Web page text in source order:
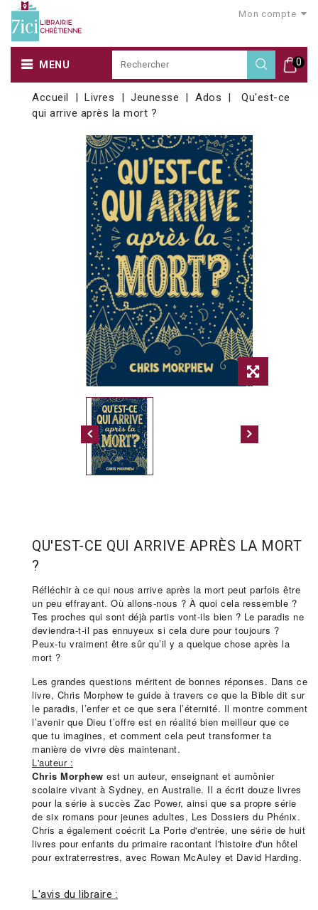
Mon compte
0
MENU
Accueil Livres Jeunesse Ados
Qu'est-ce
qui arrive après la mort ?
QU'EST-CE QUI ARRIVE APRÈS LA MORT
?
Réfléchir à ce qui nous arrive après la mort peut parfois être
un peu effrayant. Où allons-nous ? À quoi cela ressemble ?
Tes proches qui sont déjà partis vont-ils bien ? Le paradis ne
deviendra-t-il pas ennuyeux si cela dure pour toujours ?
Peux-tu vraiment être sûr qu’il y a quelque chose après la
mort ?
Les grandes questions méritent de bonnes réponses. Dans ce
livre, Chris Morphew te guide à travers ce que la Bible dit sur
le paradis, l’enfer et ce que sera l’éternité. Il montre comment
l’avenir que Dieu t’offre est en réalité bien meilleur que ce
que tu imagines, et comment cela peut transformer ta
manière de vivre dès maintenant.
L'auteur :
Chris Morphew est un auteur, enseignant et aumônier
scolaire vivant à Sydney, en Australie. Il a écrit douze livres
pour la série à succès Zac Power, ainsi que sa propre série
de six romans pour jeunes adultes, Les Dossiers du Phénix.
Chris a également coécrit La Porte d'entrée, une série de huit
livres pour enfants du primaire racontant l'histoire d'un hôtel
pour extraterrestres, avec Rowan McAuley et David Harding.
L'avis du libraire :